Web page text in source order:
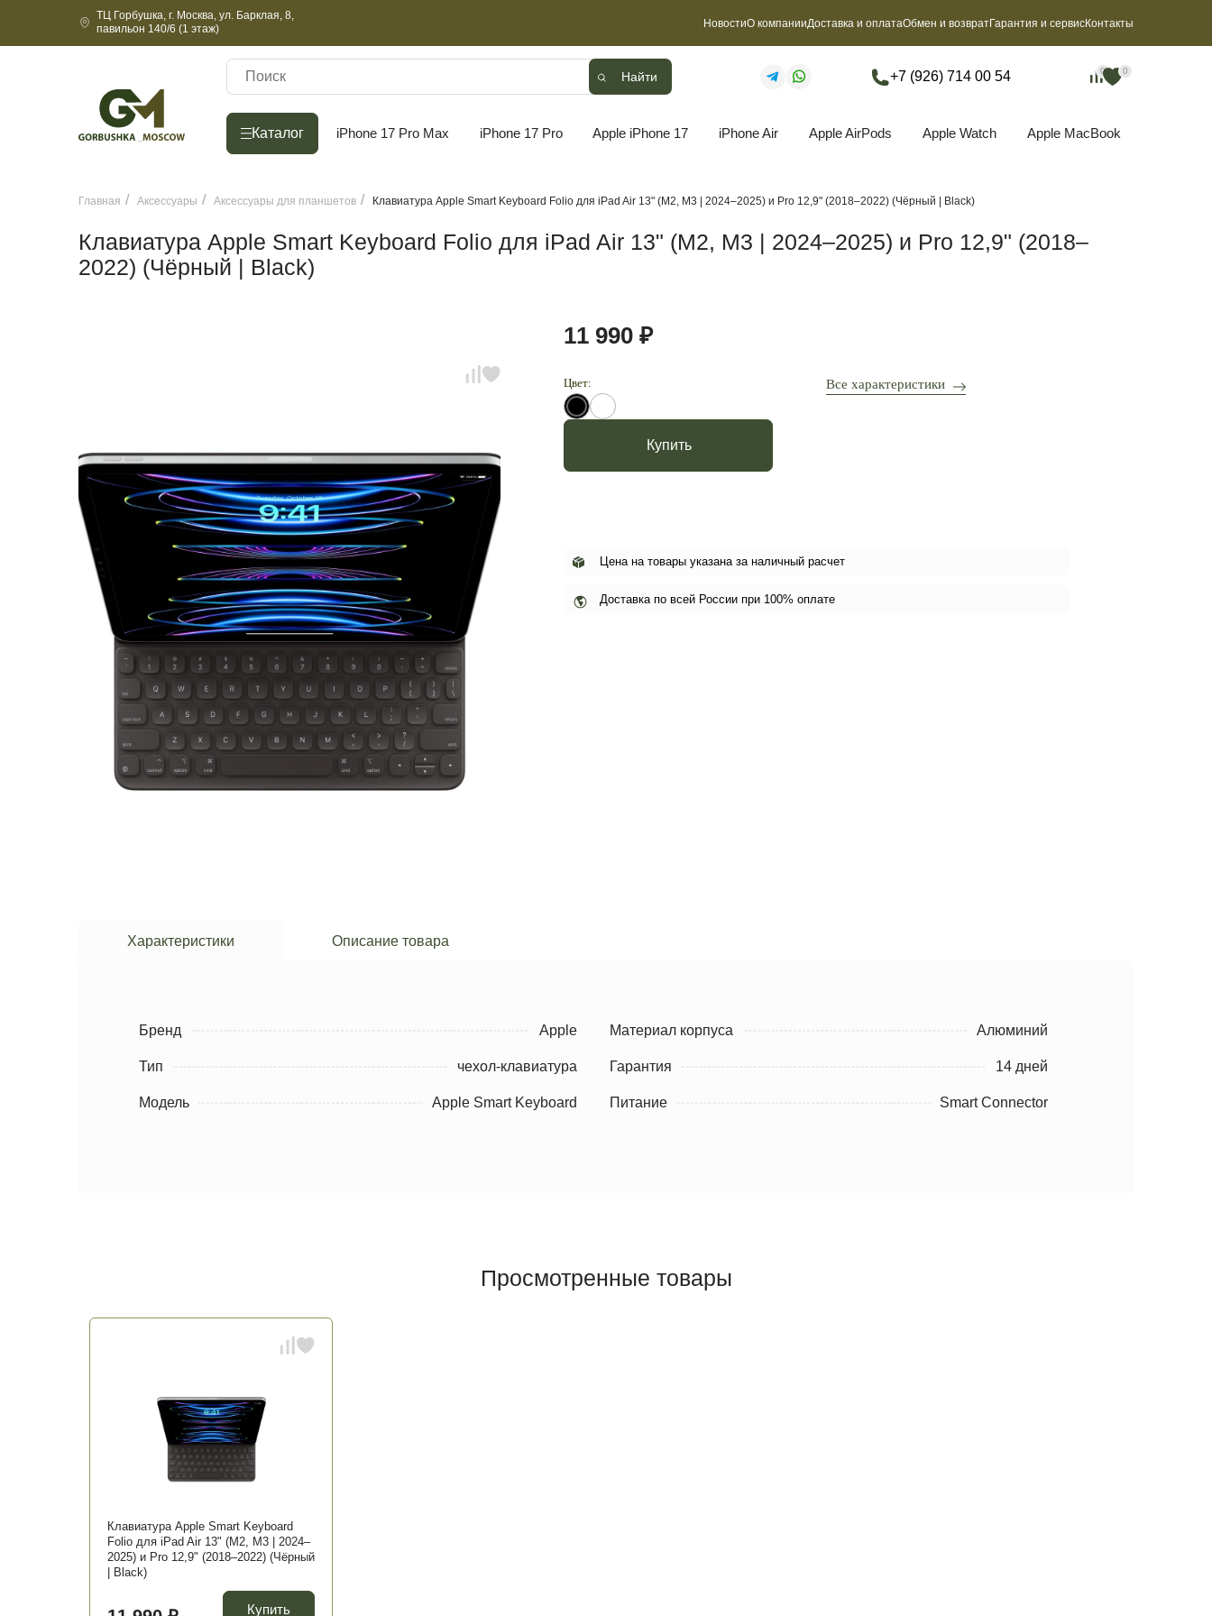
ТЦ Горбушка, г. Москва, ул. Барклая, 8,
павильон 140/6 (1 этаж)
НовостиО компанииДоставка и оплатаОбмен и возвратГарантия и сервисКонтакты
Найти +7 (926) 714 00 54 0 0
Каталог iPhone 17 Pro Max iPhone 17 Pro Apple iPhone 17 iPhone Air Apple AirPods Apple Watch Apple MacBook
0 0
Главная Аксессуары Аксессуары для планшетов Клавиатура Apple Smart Keyboard Folio для iPad Air 13" (M2, M3 | 2024–2025) и Pro 12,9" (2018–2022) (Чёрный | Black)
Клавиатура Apple Smart Keyboard Folio для iPad Air 13" (M2, M3 | 2024–2025) и Pro 12,9" (2018–
2022) (Чёрный | Black)
11 990 ₽
Цвет: Все характеристики
Купить
Цена на товары указана за наличный расчет
Доставка по всей России при 100% оплате
Характеристики Описание товара
Бренд Apple
Тип чехол-клавиатура
Модель Apple Smart Keyboard
Материал корпуса Алюминий
Гарантия 14 дней
Питание Smart Connector
Просмотренные товары
Клавиатура Apple Smart Keyboard
Folio для iPad Air 13" (M2, M3 | 2024–
2025) и Pro 12,9" (2018–2022) (Чёрный
| Black)
Купить